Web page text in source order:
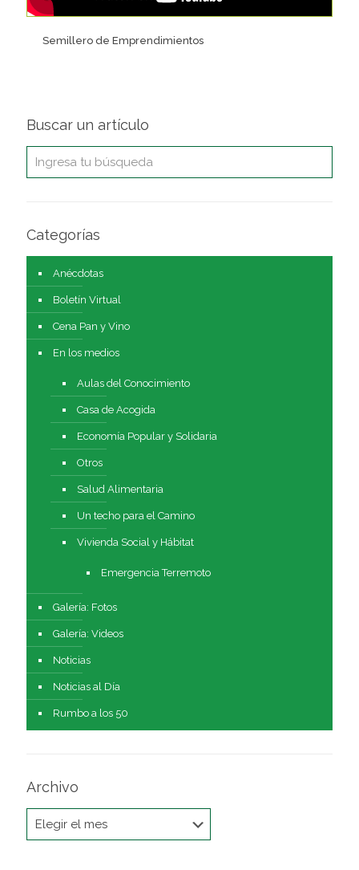
Semillero de Emprendimientos
Buscar un artículo
Categorías
Anécdotas
Boletín Virtual
Cena Pan y Vino
En los medios
Aulas del Conocimiento
Casa de Acogida
Economía Popular y Solidaria
Otros
Salud Alimentaria
Un techo para el Camino
Vivienda Social y Hábitat
Emergencia Terremoto
Galería: Fotos
Galería: Videos
Noticias
Noticias al Día
Rumbo a los 50
Archivo